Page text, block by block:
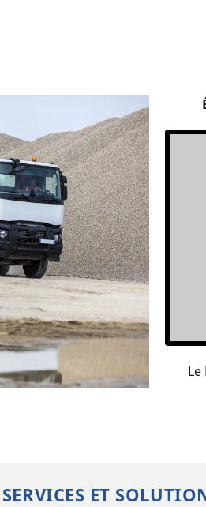
Le
SERVICES ET